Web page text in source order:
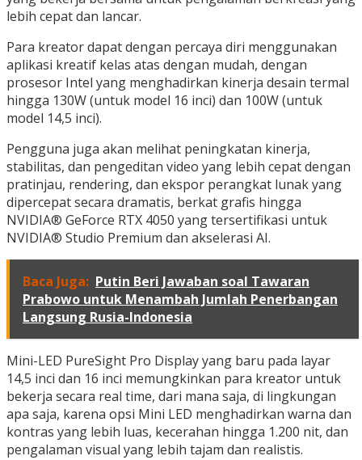
lebih cepat dan lancar.
Para kreator dapat dengan percaya diri menggunakan
aplikasi kreatif kelas atas dengan mudah, dengan
prosesor Intel yang menghadirkan kinerja desain termal
hingga 130W (untuk model 16 inci) dan 100W (untuk
model 14,5 inci).
Pengguna juga akan melihat peningkatan kinerja,
stabilitas, dan pengeditan video yang lebih cepat dengan
pratinjau, rendering, dan ekspor perangkat lunak yang
dipercepat secara dramatis, berkat grafis hingga
NVIDIA® GeForce RTX 4050 yang tersertifikasi untuk
NVIDIA® Studio Premium dan akselerasi AI.
Baca Juga: Putin Beri Jawaban soal Tawaran
Prabowo untuk Menambah Jumlah Penerbangan
Langsung Rusia-Indonesia
Mini-LED PureSight Pro Display yang baru pada layar
14,5 inci dan 16 inci memungkinkan para kreator untuk
bekerja secara real time, dari mana saja, di lingkungan
apa saja, karena opsi Mini LED menghadirkan warna dan
kontras yang lebih luas, kecerahan hingga 1.200 nit, dan
pengalaman visual yang lebih tajam dan realistis.